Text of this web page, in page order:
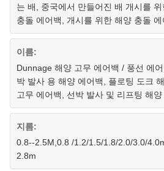
는 배, 중국에서 만들어진 배 개시를
충돌 에어백, 개시를 위한 해양 충돌 에
이름:
Dunnage 해양 고무 에어백 / 풍선 에
박 발사 용 해양 에어백, 플로팅 도크
고무 에어백, 선박 발사 및 리프팅 해양
지름:
0.8--2.5M,0.8 /1.2/1.5/1.8/2.0/3.0/
2.8m